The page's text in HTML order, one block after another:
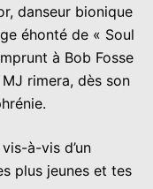
danseur bionique
éhonté de « Soul
à Bob Fosse
rimera, dès son
à-vis d’un
plus jeunes et tes